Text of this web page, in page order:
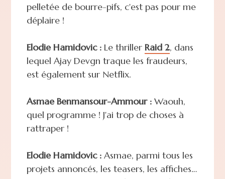
pelletée de bourre-pifs, c'est pas pour me
déplaire !
Elodie Hamidovic :Le thriller Raid 2, dans
lequel Ajay Devgn traque les fraudeurs,
est également sur Netflix.
Asmae Benmansour-Ammour :Waouh,
quel programme ! J'ai trop de choses à
rattraper !
Elodie Hamidovic :Asmae, parmi tous les
projets annoncés, les teasers, les affiches…